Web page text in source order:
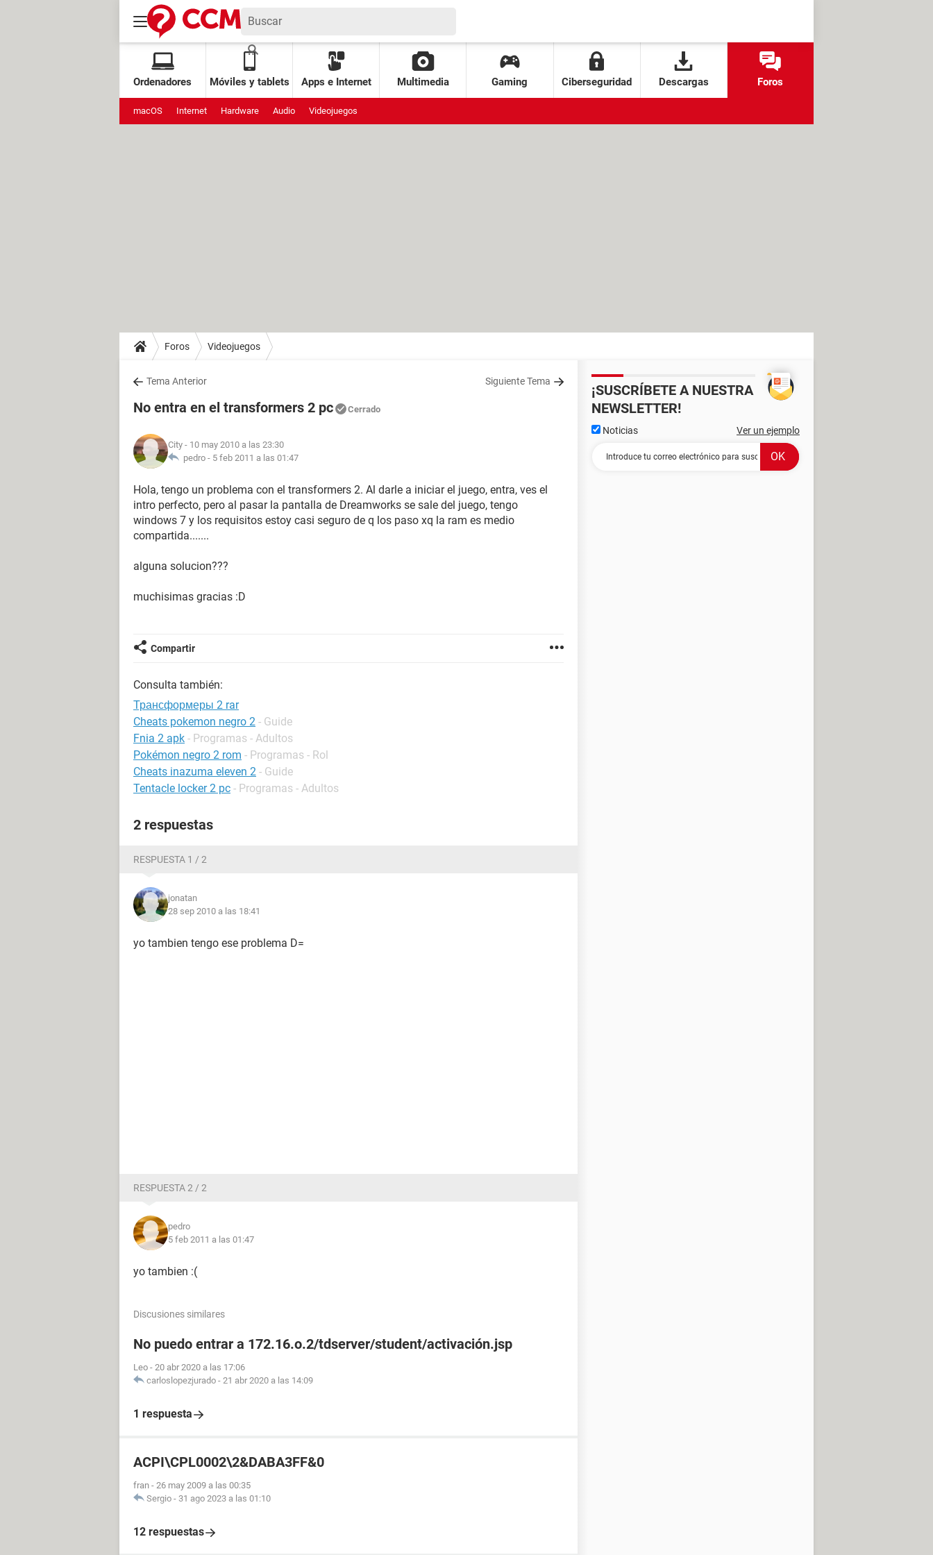
Ordenadores Móviles y tablets Apps e Internet Multimedia Gaming Ciberseguridad Descargas Foros
macOS Internet Hardware Audio Videojuegos
Foros Videojuegos
Tema Anterior Siguiente Tema
No entra en el transformers 2 pc Cerrado
City - 10 may 2010 a las 23:30
pedro - 5 feb 2011 a las 01:47
Hola, tengo un problema con el transformers 2. Al darle a iniciar el juego, entra, ves el
intro perfecto, pero al pasar la pantalla de Dreamworks se sale del juego, tengo
windows 7 y los requisitos estoy casi seguro de q los paso xq la ram es medio
compartida.......
alguna solucion???
muchisimas gracias :D
Compartir
Consulta también:
Трансформеры 2 rar
Cheats pokemon negro 2 - Guide
Fnia 2 apk - Programas - Adultos
Pokémon negro 2 rom - Programas - Rol
Cheats inazuma eleven 2 - Guide
Tentacle locker 2 pc - Programas - Adultos
2 respuestas
RESPUESTA 1 / 2
jonatan
28 sep 2010 a las 18:41
yo tambien tengo ese problema D=
RESPUESTA 2 / 2
pedro
5 feb 2011 a las 01:47
yo tambien :(
Discusiones similares
No puedo entrar a 172.16.o.2/tdserver/student/activación.jsp
Leo - 20 abr 2020 a las 17:06
carloslopezjurado - 21 abr 2020 a las 14:09
1 respuesta
ACPI\CPL0002\2&DABA3FF&0
fran - 26 may 2009 a las 00:35
Sergio - 31 ago 2023 a las 01:10
12 respuestas
¡SUSCRÍBETE A NUESTRA
NEWSLETTER!
Noticias Ver un ejemplo